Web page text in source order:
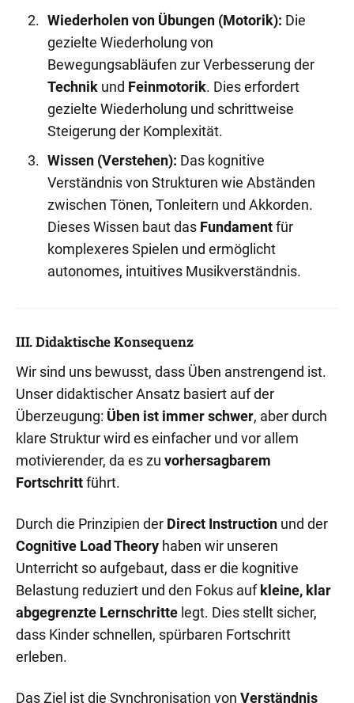
Wiederholen von Übungen (Motorik): Die
gezielte Wiederholung von
Bewegungsabläufen zur Verbesserung der
Technikund Feinmotorik. Dies erfordert
gezielte Wiederholung und schrittweise
Steigerung der Komplexität.
Wissen (Verstehen): Das kognitive
Verständnis von Strukturen wie Abständen
zwischen Tönen, Tonleitern und Akkorden.
Dieses Wissen baut das Fundamentfür
komplexeres Spielen und ermöglicht
autonomes, intuitives Musikverständnis.
III. Didaktische Konsequenz
Wir sind uns bewusst, dass Üben anstrengend ist.
Unser didaktischer Ansatz basiert auf der
Überzeugung: Üben ist immer schwer, aber durch
klare Struktur wird es einfacher und vor allem
motivierender, da es zu vorhersagbarem
Fortschrittführt.
Durch die Prinzipien der Direct Instruction und der
Cognitive Load Theory haben wir unseren
Unterricht so aufgebaut, dass er die kognitive
Belastung reduziert und den Fokus auf kleine, klar
abgegrenzte Lernschritte legt. Dies stellt sicher,
dass Kinder schnellen, spürbaren Fortschritt
erleben.
Das Ziel ist die Synchronisation von Verständnis